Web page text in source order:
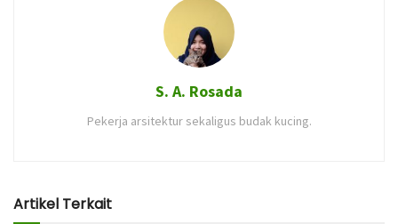
S. A. Rosada
Pekerja arsitektur sekaligus budak kucing.
Artikel Terkait